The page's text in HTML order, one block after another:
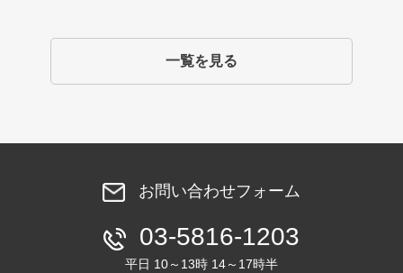
一覧を見る
お問い合わせフォーム
03-5816-1203
平日 10～13時 14～17時半